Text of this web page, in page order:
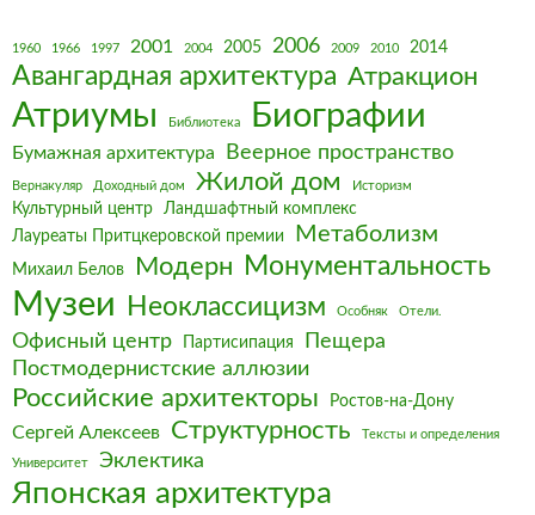
1960 1966 1997 2001 2004 2005 2006 2009 2010 2014
Авангардная архитектура Атракцион
Атриумы Библиотека Биографии
Бумажная архитектура Веерное пространство
Вернакуляр Доходный дом Жилой дом Историзм
Культурный центр
Ландшафтный комплекс
Лауреаты Притцкеровской премии
Метаболизм
Михаил Белов Модерн Монументальность
Музеи Неоклассицизм Особняк Отели.
Офисный центр Партисипация
Пещера
Постмодернистские аллюзии
Российские архитекторы Ростов-на-Дону
Сергей Алексеев Структурность Тексты и определения
Университет Эклектика
Японская архитектура